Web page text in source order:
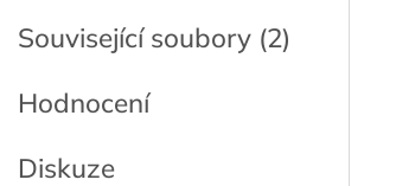
Související soubory (2)
Hodnocení
Diskuze